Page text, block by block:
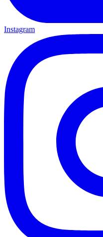
Instagram